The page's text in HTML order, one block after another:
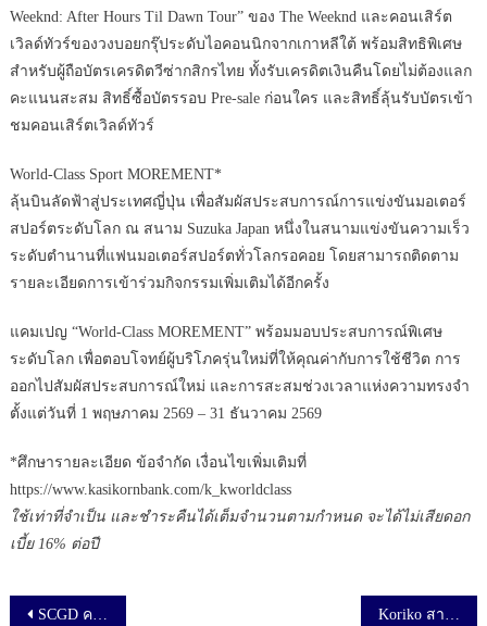
Weeknd: After Hours Til Dawn Tour” ของ The Weeknd และคอนเสิร์ต
เวิลด์ทัวร์ของวงบอยกรุ๊ประดับไอคอนนิกจากเกาหลีใต้ พร้อมสิทธิพิเศษ
สำหรับผู้ถือบัตรเครดิตวีซ่ากสิกรไทย ทั้งรับเครดิตเงินคืนโดยไม่ต้องแลก
คะแนนสะสม สิทธิ์ซื้อบัตรรอบ Pre-sale ก่อนใคร และสิทธิ์ลุ้นรับบัตรเข้า
ชมคอนเสิร์ตเวิลด์ทัวร์
World-Class Sport MOREMENT*
ลุ้นบินลัดฟ้าสู่ประเทศญี่ปุ่น เพื่อสัมผัสประสบการณ์การแข่งขันมอเตอร์
สปอร์ตระดับโลก ณ สนาม Suzuka Japan หนึ่งในสนามแข่งขันความเร็ว
ระดับตำนานที่แฟนมอเตอร์สปอร์ตทั่วโลกรอคอย โดยสามารถติดตาม
รายละเอียดการเข้าร่วมกิจกรรมเพิ่มเติมได้อีกครั้ง
แคมเปญ “World-Class MOREMENT” พร้อมมอบประสบการณ์พิเศษ
ระดับโลก เพื่อตอบโจทย์ผู้บริโภครุ่นใหม่ที่ให้คุณค่ากับการใช้ชีวิต การ
ออกไปสัมผัสประสบการณ์ใหม่ และการสะสมช่วงเวลาแห่งความทรงจำ
ตั้งแต่วันที่ 1 พฤษภาคม 2569 – 31 ธันวาคม 2569
*ศึกษารายละเอียด ข้อจำกัด เงื่อนไขเพิ่มเติมที่
https://www.kasikornbank.com/k_kworldclass
ใช้เท่าที่จำเป็น และชำระคืนได้เต็มจำนวนตามกำหนด จะได้ไม่เสียดอก
เบี้ย 16% ต่อปี
เมนูนำทาง เรื่อง
SCGD คว้า CSR-DIW Continuous Award 2025 จาก 5 โรงงานและเป็นผู้ผลิตสุขภัณฑ์รายแรกของไทยที่ได้รับการรับรอง Zero Waste to Landfill ระดับ Platinum จาก MASCI